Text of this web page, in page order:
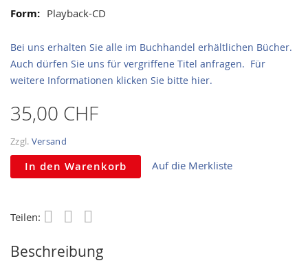
Playback-CD
Bei uns erhalten Sie alle im Buchhandel erhältlichen Bücher.
Auch dürfen Sie uns für vergriffene Titel anfragen. Für
weitere Informationen klicken Sie bitte hier.
35,00 CHF
Zzgl. Versand
In den Warenkorb Auf die Merkliste
Teilen:
Beschreibung